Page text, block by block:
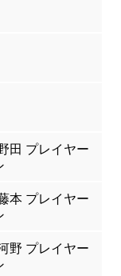
田 プレイヤー
本 プレイヤー
野 プレイヤー